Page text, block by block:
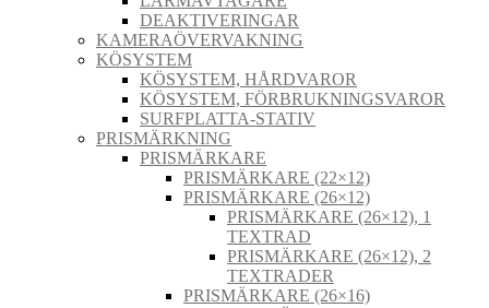
DEAKTIVERINGAR
KAMERAÖVERVAKNING
KÖSYSTEM
KÖSYSTEM, HÅRDVAROR
KÖSYSTEM, FÖRBRUKNINGSVAROR
SURFPLATTA-STATIV
PRISMÄRKNING
PRISMÄRKARE
PRISMÄRKARE (22×12)
PRISMÄRKARE (26×12)
PRISMÄRKARE (26×12), 1
TEXTRAD
PRISMÄRKARE (26×12), 2
TEXTRADER
PRISMÄRKARE (26×16)